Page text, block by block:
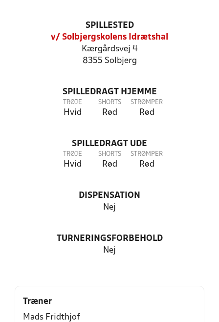
SPILLESTED
v/ Solbjergskolens Idrætshal
Kærgårdsvej 4
8355 Solbjerg
SPILLEDRAGT HJEMME
TRØJE
Hvid
SHORTS
Rød
STRØMPER
Rød
SPILLEDRAGT UDE
TRØJE
Hvid
SHORTS
Rød
STRØMPER
Rød
DISPENSATION
Nej
TURNERINGSFORBEHOLD
Nej
Træner
Mads Fridthjof